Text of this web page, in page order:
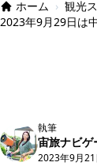
ホーム › 観光
2023年9月29日は
執筆
宙旅ナビ
2023年9月21